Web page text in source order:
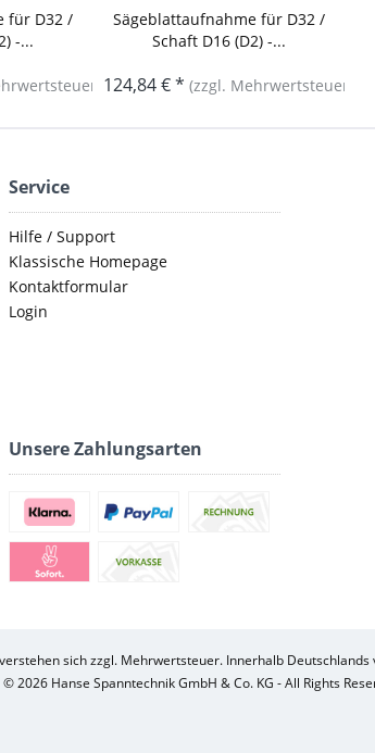
für D32 /
-...
Sägeblattaufnahme für D32 /
Schaft D16 (D2) -...
124,84 € *(zzgl. Mehrwertsteuer)
Service
Hilfe / Support
Klassische Homepage
Kontaktformular
Login
Unsere Zahlungsarten
sich zzgl. Mehrwertsteuer. Innerhalb
© 2026 Hanse Spanntechnik GmbH & Co. KG - All Rights